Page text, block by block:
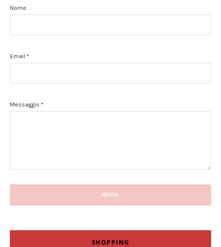
Nome
Email *
Messaggio *
SHOPPING